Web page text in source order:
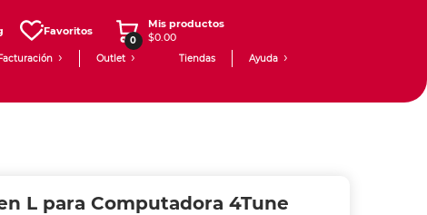
Favoritos
0
Mis productos
$0.00
Outlet Tiendas Ayuda
L para Computadora 4Tune